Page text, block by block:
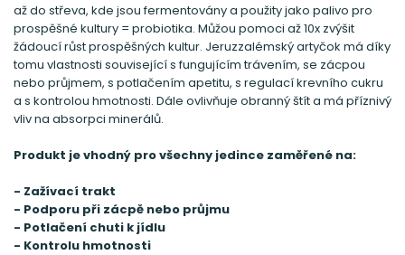
až do střeva, kde jsou fermentovány a použity jako palivo pro
prospěšné kultury = probiotika. Můžou pomoci až 10x zvýšit
žádoucí růst prospěšných kultur. Jeruzzalémský artyčok má díky
tomu vlastnosti související s fungujícím trávením, se zácpou
nebo průjmem, s potlačením apetitu, s regulací krevního cukru
a s kontrolou hmotnosti. Dále ovlivňuje obranný štít a má příznivý
vliv na absorpci minerálů.
Produkt je vhodný pro všechny jedince zaměřené na:
- Zažívací trakt
- Podporu při zácpě nebo průjmu
- Potlačení chuti k jídlu
- Kontrolu hmotnosti